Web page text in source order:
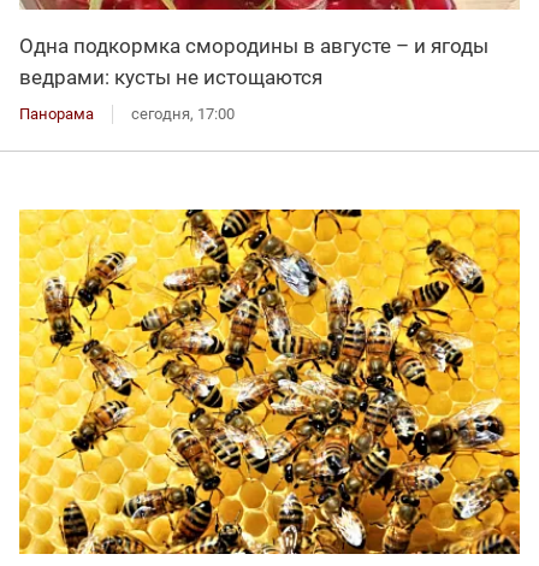
Одна подкормка смородины в августе – и ягоды
ведрами: кусты не истощаются
Панорама сегодня, 17:00